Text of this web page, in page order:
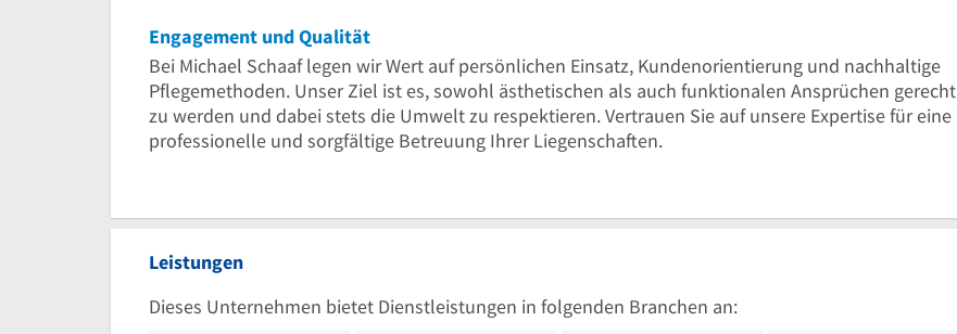
Engagement und Qualität
Bei Michael Schaaf legen wir Wert auf persönlichen Einsatz, Kundenorientierung und nachhaltige
Pflegemethoden. Unser Ziel ist es, sowohl ästhetischen als auch funktionalen Ansprüchen gerecht
zu werden und dabei stets die Umwelt zu respektieren. Vertrauen Sie auf unsere Expertise für eine
professionelle und sorgfältige Betreuung Ihrer Liegenschaften.
Leistungen
Dieses Unternehmen bietet Dienstleistungen in folgenden Branchen an: